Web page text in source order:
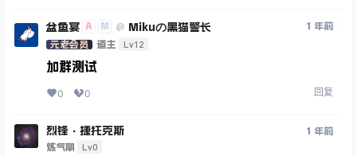
盆鱼宴 A M @ Mikuの黑猫警长
元老会员 道主 Lv12
1 年前
加群测试
0 0 回复
烈锋·捷托克斯
炼气期 Lv0
1 年前